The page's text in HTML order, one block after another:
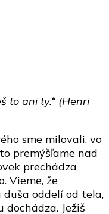
to ani ty.“ (Henri
sme milovali, vo
premýšľame nad
prechádza
Vieme, že
oddelí od tela,
dochádza. Ježiš